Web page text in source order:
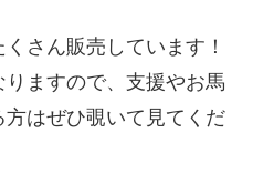
さん販売しています！
ますので、支援やお馬
はぜひ覗いて見てくだ